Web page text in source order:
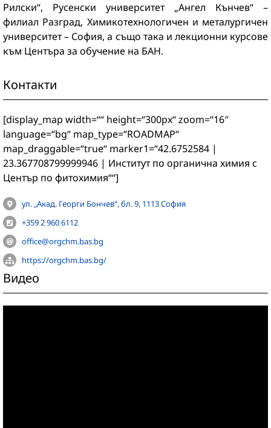
Рилски“, Русенски университет „Ангел Кънчев“ –
филиал Разград, Химикотехнологичен и металургичен
университет – София, а също така и лекционни курсове
към Центъра за обучение на БАН.
Контакти
[display_map width=““ height=“300px“ zoom=“16″
language=“bg“ map_type=“ROADMAP“
map_draggable=“true“ marker1=“42.6752584 |
23.367708799999946 | Институт по органична химия с
Център по фитохимия““]
ул. „Акад. Георги Бончев“, бл. 9, 1113 София
+359 2 960 6112
office@orgchm.bas.bg
https://orgchm.bas.bg/
Видео